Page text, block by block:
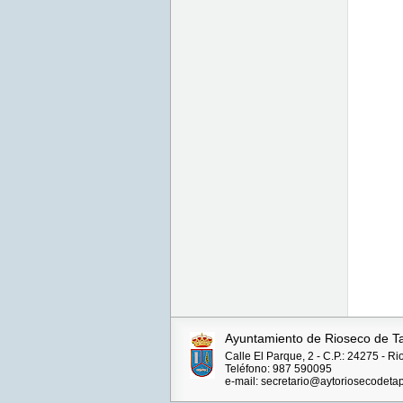
Ayuntamiento de Rioseco de
Calle El Parque, 2 - C.P.: 24275 -
Teléfono: 987 590095
e-mail: